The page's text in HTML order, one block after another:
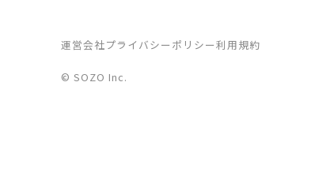
運営会社プライバシーポリシー利用規約
© SOZO Inc.